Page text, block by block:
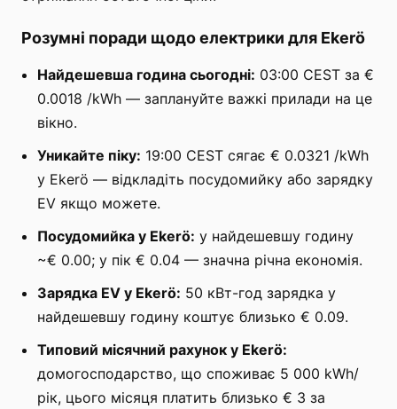
Розумні поради щодо електрики для Ekerö
Найдешевша година сьогодні: 03:00 CEST за €
0.0018 /kWh — заплануйте важкі прилади на це
вікно.
Уникайте піку: 19:00 CEST сягає € 0.0321 /kWh
у Ekerö — відкладіть посудомийку або зарядку
EV якщо можете.
Посудомийка у Ekerö: у найдешевшу годину
~€ 0.00; у пік € 0.04 — значна річна економія.
Зарядка EV у Ekerö: 50 кВт-год зарядка у
найдешевшу годину коштує близько € 0.09.
Типовий місячний рахунок у Ekerö:
домогосподарство, що споживає 5 000 kWh/
рік, цього місяця платить близько € 3 за